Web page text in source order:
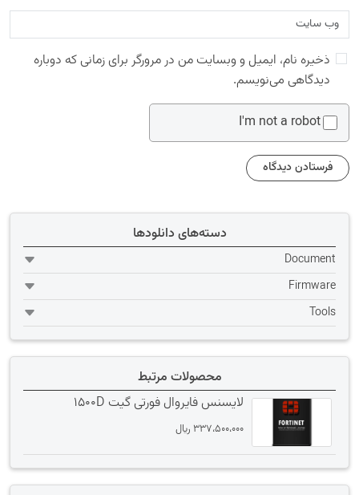
ذخیره نام، ایمیل و وبسایت من در مرورگر برای زمانی که دوباره
دیدگاهی می‌نویسم.
I'm not a robot
دسته‌های دانلودها
Document
Firmware
Tools
محصولات مرتبط
لایسنس فایروال فورتی گیت 1500D
337،500،000 ﷼